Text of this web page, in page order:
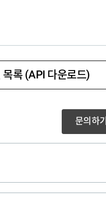
목록 (API 다운로드)
문의하기